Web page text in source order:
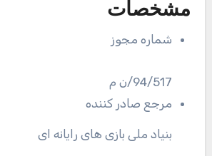
مشخصات
شماره مجوز
94/517/ن م
مرجع صادر کننده
بنیاد ملی بازی های رایانه ای